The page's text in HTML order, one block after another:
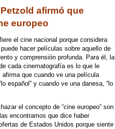
afirmó que
europeo
el cine nacional porque considera
hacer películas sobre aquello de
y comprensión profunda. Para él, la
cada cinematografía es lo que le
afirma que cuando ve una película
español” y cuando ve una danesa, “lo
el concepto de “cine europeo” son
encontramos que dice haber
de Estados Unidos porque siente